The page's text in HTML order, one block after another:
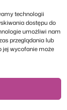
technologii
dostępu do
umożliwi nam
przeglądania lub
jej wycofanie może